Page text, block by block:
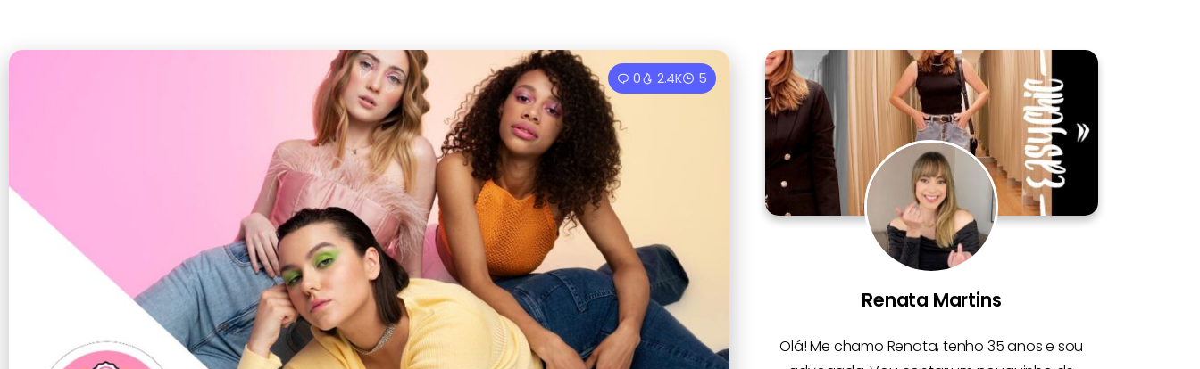
0 2.4K 5
Renata Martins
Olá! Me chamo Renata, tenho 35 anos e sou